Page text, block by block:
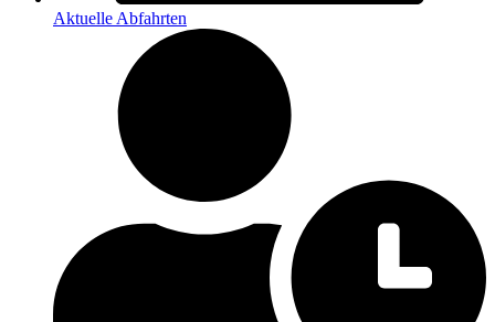
Aktuelle Abfahrten